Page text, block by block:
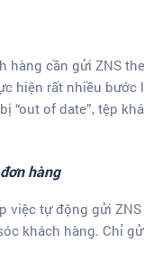
cần gửi ZNS
hiện rất nhiều
“out of date”, tệp
hàng
việc tự động gửi
khách hàng. Chỉ